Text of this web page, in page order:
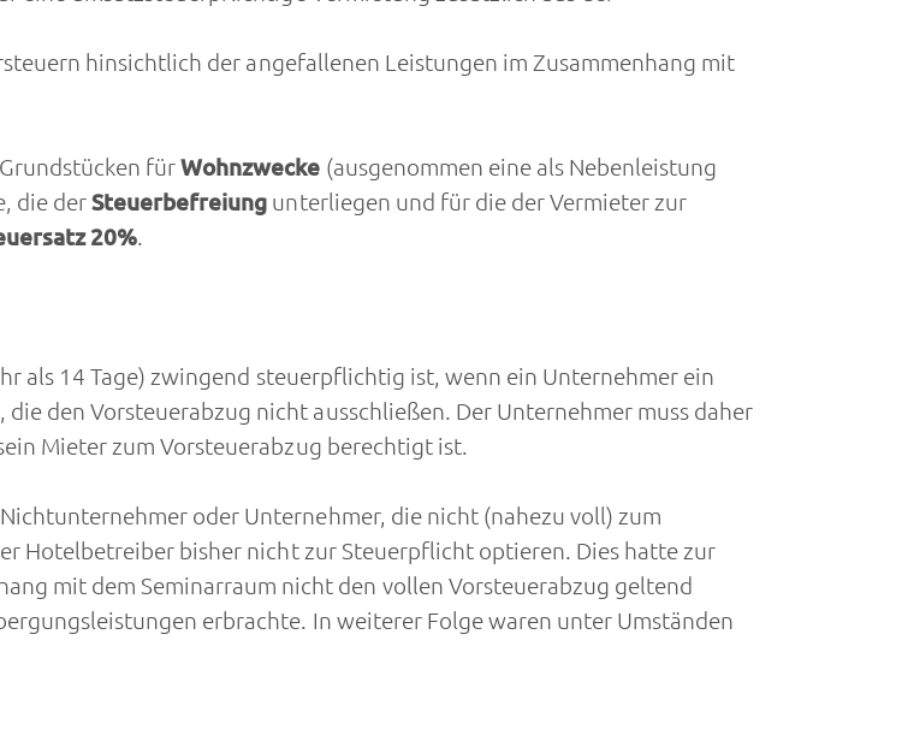
hinsichtlich der angefallenen Leistungen im Zusammenhang mit
fürWohnzwecke (ausgenommen eine als Nebenleistung
die derSteuerbefreiung unterliegen und für die der Vermieter zur
20%.
als 14 Tage) zwingend steuerpflichtig ist, wenn ein Unternehmer ein
den Vorsteuerabzug nicht ausschließen. Der Unternehmer muss daher
Mieter zum Vorsteuerabzug berechtigt ist.
oder Unternehmer, die nicht (nahezu voll) zum
Hotelbetreiber bisher nicht zur Steuerpflicht optieren. Dies hatte zur
mit dem Seminarraum nicht den vollen Vorsteuerabzug geltend
erbrachte. In weiterer Folge waren unter Umständen